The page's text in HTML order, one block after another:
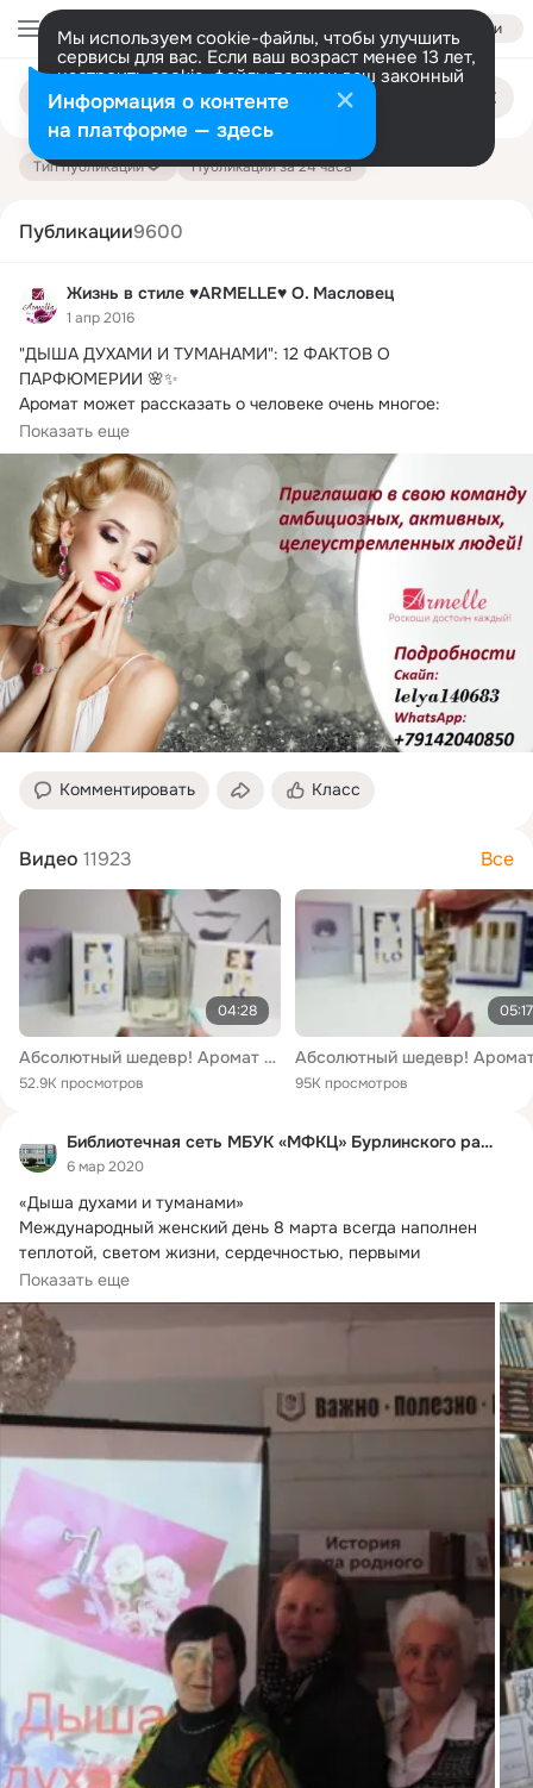
Войти
Мы используем cookie-файлы, чтобы улучшить
сервисы для вас. Если ваш возраст менее 13 лет,
настроить cookie-файлы должен ваш законный
представитель. Больше информации
Разрешить все Настроить
Поиск
публикациям
Тип публикации Публикации за 24 часа
Публикации9600
Жизнь в стиле ♥ARMELLE♥ О. Масловец
1 апр 2016
"ДЫША ДУХАМИ И ТУМАНАМИ": 12 ФАКТОВ О
ПАРФЮМЕРИИ 🌸✨
Аромат может рассказать о человеке очень многое:
темперамент, настроение, характер — и все это можно
разлить по флаконам духов!
Показать еще
Комментировать Класс
Видео 11923 Все
04:28
Абсолютный шедевр! Аромат Флер Наркотик это что-то совершенное, такой вкусный шлейф, стройный, создающий идеальное облако вокруг. Аура, шлейф на десятки метров! Великолепные духи, пахнут и не устают, всегда идеальны. Интересно, а какие ароматы любите вы?
52.9K просмотров
05:17
95K просмотров
Библиотечная сеть МБУК «МФКЦ» Бурлинского района
6 мар 2020
«Дыша духами и туманами»
Международный женский день 8 марта всегда наполнен
теплотой, светом жизни, сердечностью, первыми
весенними...
Показать еще
Информация о контенте
на платформе — здесь